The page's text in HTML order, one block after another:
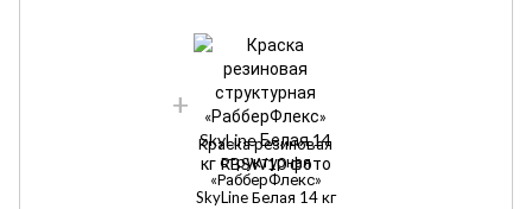
Краска резиновая
структурная
«РабберФлекс»
SkyLine Белая 14 кг